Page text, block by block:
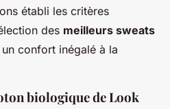
établi les critères
des meilleurs sweats
confort inégalé à la
biologique de Look